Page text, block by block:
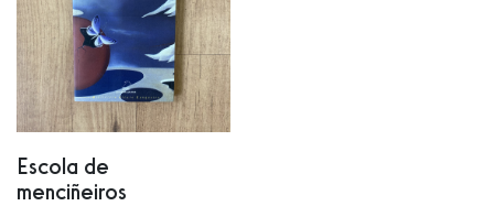
Escola de
menciñeiros